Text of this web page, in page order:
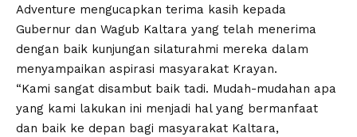
Adventure mengucapkan terima kasih kepada
Gubernur dan Wagub Kaltara yang telah menerima
dengan baik kunjungan silaturahmi mereka dalam
menyampaikan aspirasi masyarakat Krayan.
“Kami sangat disambut baik tadi. Mudah-mudahan apa
yang kami lakukan ini menjadi hal yang bermanfaat
dan baik ke depan bagi masyarakat Kaltara,